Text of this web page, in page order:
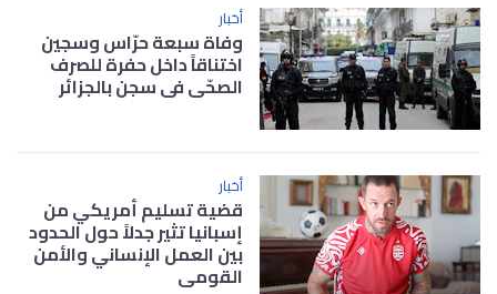
أخبار
وفاة سبعة حرّاس وسجين
اختناقاً داخل حفرة للصرف
الصحّي في سجن بالجزائر
أخبار
قضية تسليم أمريكي من
إسبانيا تثير جدلاً حول الحدود
بين العمل الإنساني والأمن
القومي